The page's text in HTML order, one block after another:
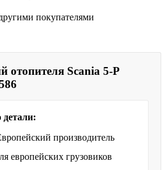
покупателями
отопителя Scania 5-P
производитель
европейских грузовиков